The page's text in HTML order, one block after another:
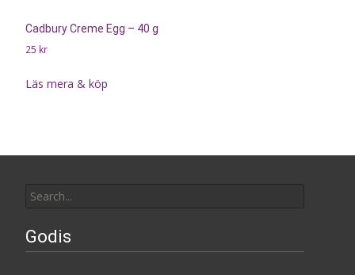
Cadbury Creme Egg – 40 g
25 kr
Läs mera & köp
for:
Godis